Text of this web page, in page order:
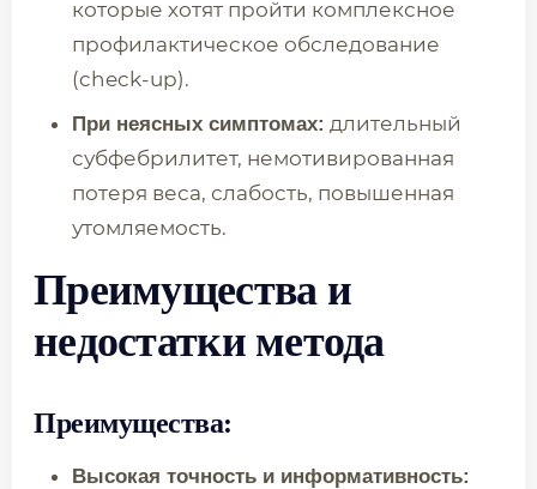
которые хотят пройти комплексное
профилактическое обследование
(check-up).
При неясных симптомах: длительный
субфебрилитет, немотивированная
потеря веса, слабость, повышенная
утомляемость.
Преимущества и
недостатки метода
Преимущества:
Высокая точность и информативность: